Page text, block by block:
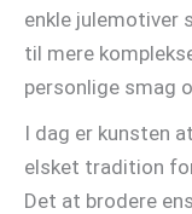
enkle julemotiver
til mere
personlige smag
I dag er kunsten
elsket tradition
Det at brodere